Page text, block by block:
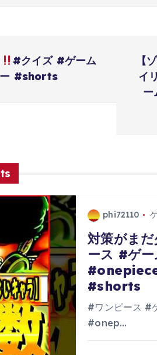
#クイズ #ゲーム
ー #shorts
【
イ
phi72110
対策がま
ース #ゲ
#shorts
#ワンピース #
#onep…